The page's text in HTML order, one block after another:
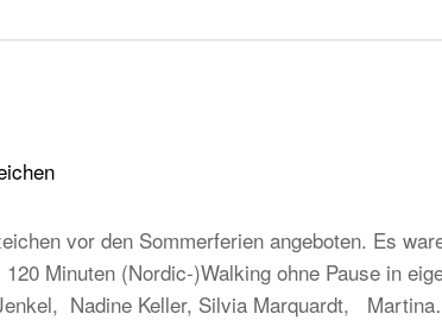
vor den Sommerferien angeboten. Es
Minuten (Nordic-)Walking ohne Pause in
Nadine Keller, Silvia Marquardt,